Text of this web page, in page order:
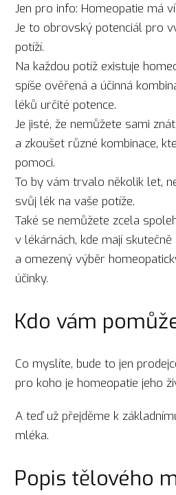
Jen pro info: Homeopatie má
Je to obrovský potenciál pro
potíží.
Na každou potíž existuje
spíše ověřená a účinná
léků určité potence.
Je jisté, že nemůžete sami
a zkoušet různé kombinace,
pomoci.
To by vám trvalo několik let,
svůj lék na vaše potíže.
Také se nemůžete zcela
v lékárnách, kde mají
a omezený výběr
účinky.
Kdo vám
Co myslíte, bude to jen
pro koho je homeopatie jeho
A teď už přejděme k
mléka.
Popis tělového